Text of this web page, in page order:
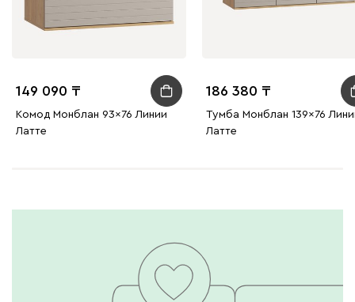
149 090
Комод Монблан 93x76 Линии
Латте
186 380
Тумба Монблан 139x76
Латте